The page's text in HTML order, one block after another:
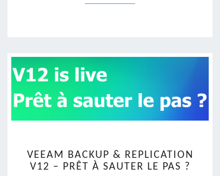
BACKUP
&
VEEAM BACKUP & REPLICATION
V12 – PRÊT À SAUTER LE PAS ?